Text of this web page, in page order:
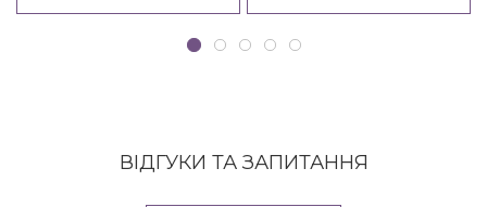
ВІДГУКИ ТА ЗАПИТАННЯ